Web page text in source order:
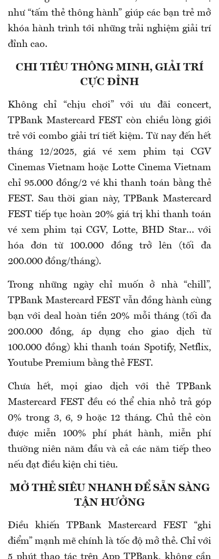
như “tấm thẻ thông hành” giúp các bạn trẻ mở
khóa hành trình tới những trải nghiệm giải trí
đỉnh cao.
CHI TIÊU THÔNG MINH, GIẢI TRÍ
CỰC ĐỈNH
Không chỉ “chịu chơi” với ưu đãi concert,
TPBank Mastercard FEST còn chiều lòng giới
trẻ với combo giải trí tiết kiệm. Từ nay đến hết
tháng 12/2025, giá vé xem phim tại CGV
Cinemas Vietnam hoặc Lotte Cinema Vietnam
chỉ 95.000 đồng/2 vé khi thanh toán bằng thẻ
FEST. Sau thời gian này, TPBank Mastercard
FEST tiếp tục hoàn 20% giá trị khi thanh toán
vé xem phim tại CGV, Lotte, BHD Star… với
hóa đơn từ 100.000 đồng trở lên (tối đa
200.000 đồng/tháng).
Trong những ngày chỉ muốn ở nhà “chill”,
TPBank Mastercard FEST vẫn đồng hành cùng
bạn với deal hoàn tiền 20% mỗi tháng (tối đa
200.000 đồng, áp dụng cho giao dịch từ
100.000 đồng) khi thanh toán Spotify, Netflix,
Youtube Premium bằng thẻ FEST.
Chưa hết, mọi giao dịch với thẻ TPBank
Mastercard FEST đều có thể chia nhỏ trả góp
0% trong 3, 6, 9 hoặc 12 tháng. Chủ thẻ còn
được miễn 100% phí phát hành, miễn phí
thường niên năm đầu và cả các năm tiếp theo
nếu đạt điều kiện chi tiêu.
MỞ THẺ SIÊU NHANH ĐỂ SẴN SÀNG
TẬN HƯỞNG
Điều khiến TPBank Mastercard FEST “ghi
điểm” mạnh mẽ chính là tốc độ mở thẻ. Chỉ với
5 phút thao tác trên App TPBank, không cần